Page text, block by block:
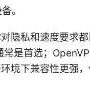
。
隐私和速度要求都
是首选；
境下兼容性更强